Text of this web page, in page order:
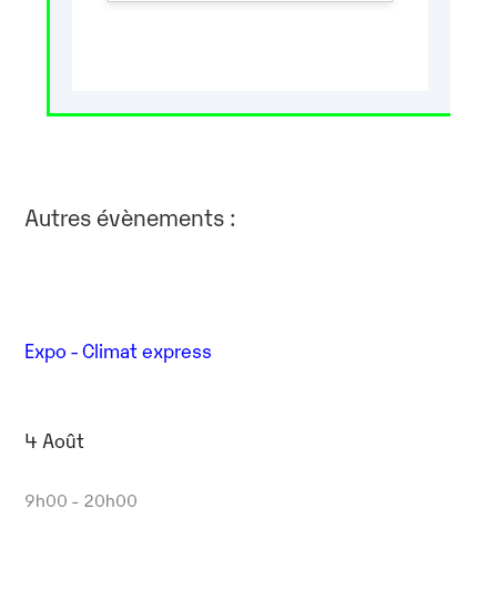
Autres évènements :
Expo - Climat express
4 Août
9h00 - 20h00